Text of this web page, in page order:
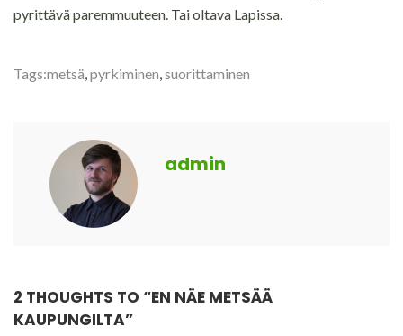
pyrittävä paremmuuteen. Tai oltava Lapissa.
Tags:metsä,pyrkiminen,suorittaminen
admin
2 THOUGHTS TO “EN NÄE METSÄÄ
KAUPUNGILTA”